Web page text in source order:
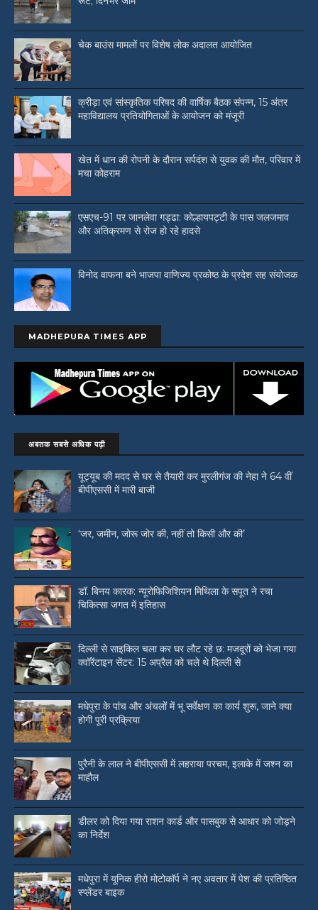
चेक बाउंस मामलों पर विशेष लोक अदालत आयोजित
क्रीड़ा एवं सांस्कृतिक परिषद की वार्षिक बैठक संपन्न, 15 अंतर
महाविद्यालय प्रतियोगिताओं के आयोजन को मंजूरी
खेत में धान की रोपनी के दौरान सर्पदंश से युवक की मौत, परिवार में
मचा कोहराम
एसएच-91 पर जानलेवा गड्ढा: कोल्हायपट्टी के पास जलजमाव
और अतिक्रमण से रोज हो रहे हादसे
विनोद वाफना बने भाजपा वाणिज्य प्रकोष्ठ के प्रदेश सह संयोजक
MADHEPURA TIMES APP
अबतक सबसे अधिक पढ़ी
यूट्यूब की मदद से घर से तैयारी कर मुरलीगंज की नेहा ने 64 वीं
बीपीएससी में मारी बाजी
‘जर, जमीन, जोरू जोर की, नहीं तो किसी और की’
डॉ. बिनय कारक: न्यूरोफिजिशियन मिथिला के सपूत ने रचा
चिकित्सा जगत में इतिहास
दिल्ली से साइकिल चला कर घर लौट रहे छ: मजदूरों को भेजा गया
क्वॉरेंटाइन सेंटर: 15 अप्रैल को चले थे दिल्ली से
मधेपुरा के पांच और अंचलों में भू सर्वेक्षण का कार्य शुरू, जाने क्या
होगी पूरी प्रक्रिया
पुरैनी के लाल ने बीपीएससी में लहराया परचम, इलाके में जश्न का
माहौल
डीलर को दिया गया राशन कार्ड और पासबुक से आधार को जोड़ने
का निर्देश
मधेपुरा में यूनिक हीरो मोटोकॉर्प ने नए अवतार में पेश की प्रतिष्ठित
स्प्लेंडर बाइक